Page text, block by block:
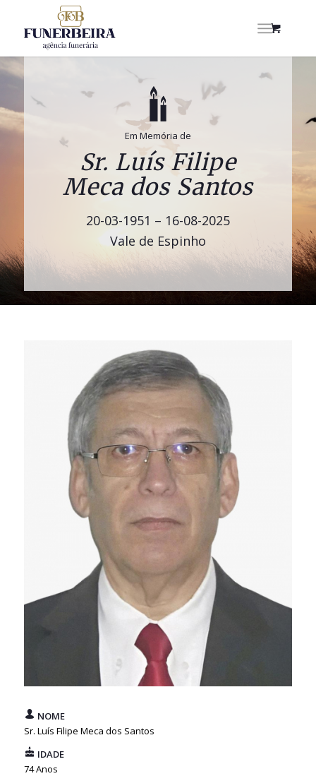
Em Memória de
Sr. Luís Filipe
Meca dos Santos
20-03-1951 – 16-08-2025
Vale de Espinho
NOME
Sr. Luís Filipe Meca dos Santos
IDADE
74 Anos